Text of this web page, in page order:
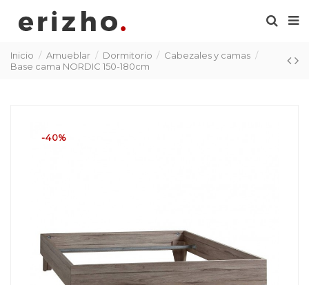
Inicio Amueblar Dormitorio
Cabezales y camas
Base cama NORDIC 150-180cm
-40%